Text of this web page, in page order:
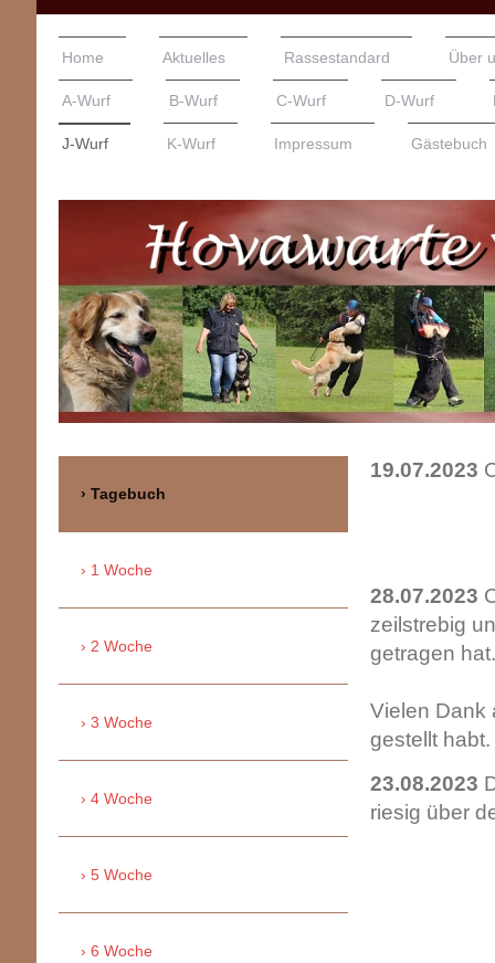
Home Aktuelles Rassestandard Über
A-Wurf B-Wurf C-Wurf D-Wurf
J-Wurf K-Wurf Impressum Gästebuch
19.07.2023
28.07.2023
zeilstrebig
getragen
Vielen Dank
gestellt habt.
23.08.2023
riesig über
Tagebuch
1 Woche
2 Woche
3 Woche
4 Woche
5 Woche
6 Woche